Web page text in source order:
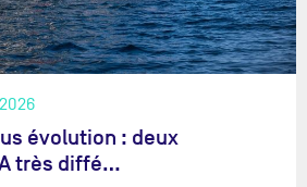
évolution : deux
très diffé…